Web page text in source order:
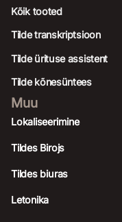
Kõik tooted
Tilde transkriptsioon
Tilde ürituse assistent
Tilde kõnesüntees
Muu
Lokaliseerimine
Tildes Birojs
Tildes biuras
Letonika